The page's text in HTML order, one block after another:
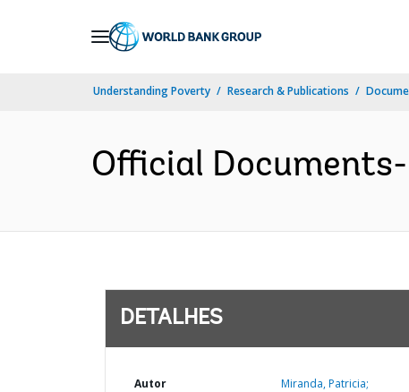
Understanding Poverty Research & Publications
Official
DETALHES
Autor Miranda, Patricia;